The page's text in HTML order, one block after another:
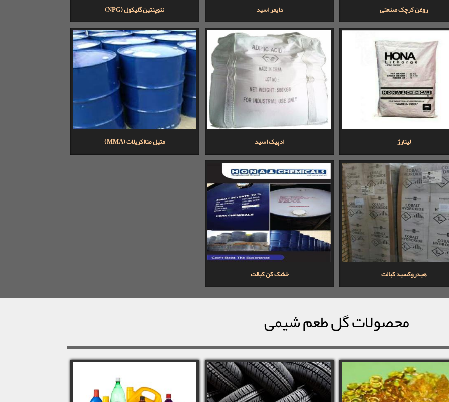
روغن کرچک صنعتی دایمر اسید نئوپنتین گلیکول (NPG)
لیتارژ ادپیک اسید متیل متااکریلات (MMA)
هیدروکسید کبالت خشک کن کبالت
محصولات گل طعم شیمی